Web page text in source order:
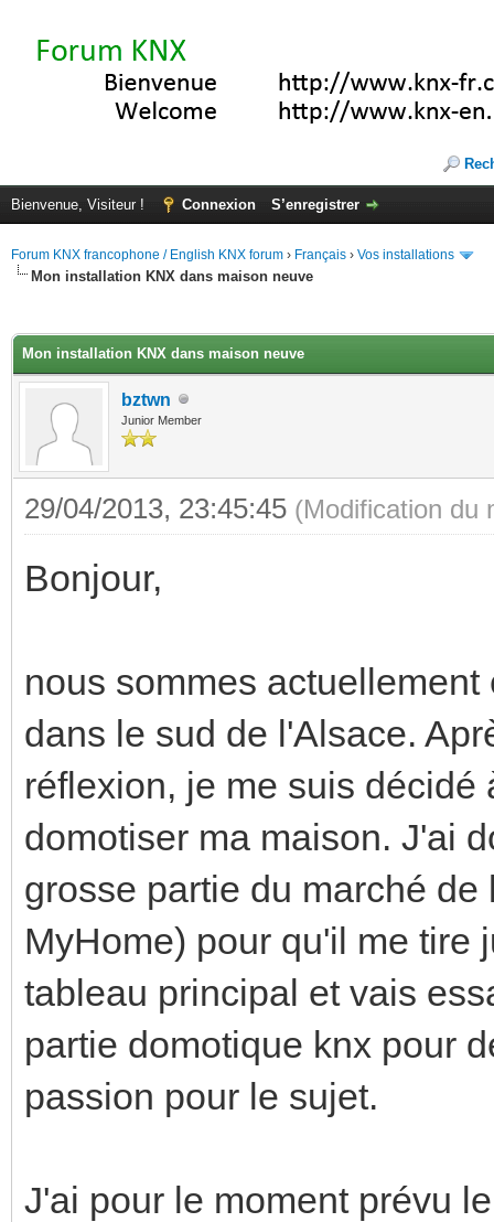
Bienvenue, Visiteur ! Connexion S’enregistrer
Forum KNX francophone / English KNX forum › Français › Vos installations
Mon installation KNX dans maison neuve
Mon installation KNX dans maison neuve
bztwn
Junior Member
29/04/2013, 23:45:45 (Modification du
Bonjour,
nous sommes
dans le sud de l'Alsace.
réflexion, je me suis
domotiser ma maison. J'ai
grosse partie du marché
MyHome) pour qu'il me tire
tableau principal et vais
partie domotique knx pour
passion pour le sujet.
J'ai pour le moment prévu